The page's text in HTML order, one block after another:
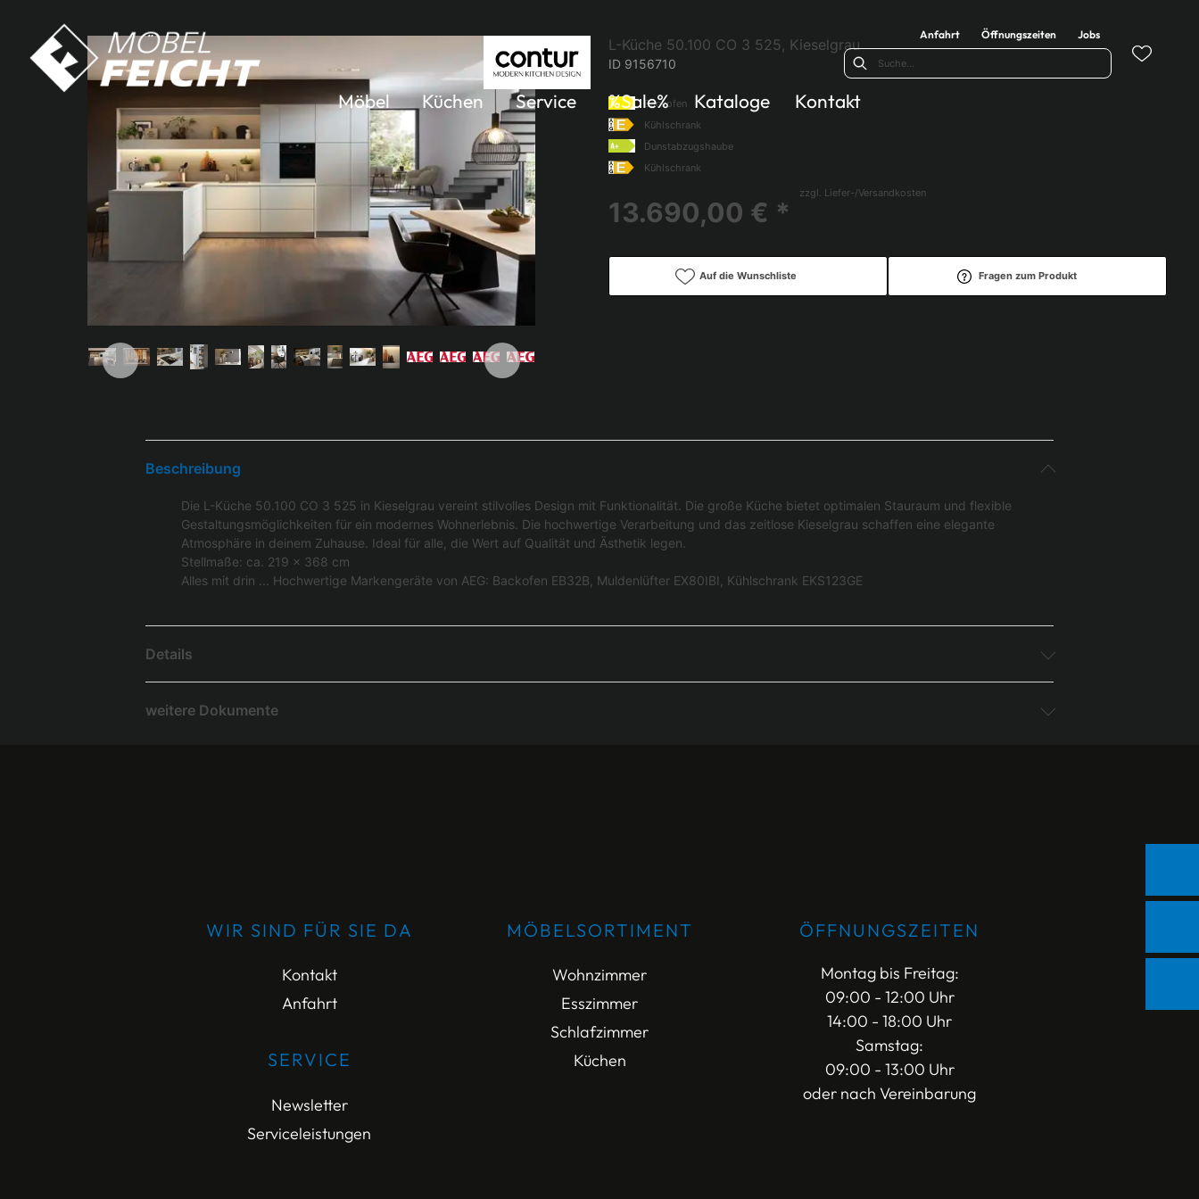
Anfahrt Öffnungszeiten Jobs
Möbel Küchen Service %Sale% Kataloge Kontakt
L-Küche 50.100 CO 3 525, Kieselgrau
ID 9156710
Backofen
Kühlschrank
Dunstabzugshaube
Kühlschrank
13.690,00 € *
zzgl. Liefer-/Versandkosten
Auf die Wunschliste Fragen zum Produkt
Beschreibung
Die L-Küche 50.100 CO 3 525 in Kieselgrau vereint stilvolles Design mit Funktionalität. Die große Küche bietet optimalen Stauraum und flexible
Gestaltungsmöglichkeiten für ein modernes Wohnerlebnis. Die hochwertige Verarbeitung und das zeitlose Kieselgrau schaffen eine elegante
Atmosphäre in deinem Zuhause. Ideal für alle, die Wert auf Qualität und Ästhetik legen.
Stellmaße: ca. 219 x 368 cm
Alles mit drin ... Hochwertige Markengeräte von AEG: Backofen EB32B, Muldenlüfter EX80IBI, Kühlschrank EKS123GE
Details
weitere Dokumente
WIR SIND FÜR SIE DA
Kontakt
Anfahrt
SERVICE
Newsletter
Serviceleistungen
MÖBELSORTIMENT
Wohnzimmer
Esszimmer
Schlafzimmer
Küchen
ÖFFNUNGSZEITEN
Montag bis Freitag:
09:00 - 12:00 Uhr
14:00 - 18:00 Uhr
Samstag:
09:00 - 13:00 Uhr
oder nach Vereinbarung